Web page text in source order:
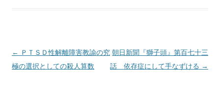
投
稿
← ＰＴＳＤ性解離障害教諭の究
極の選択としての殺人算数
朝日新聞『獅子頭』第百七十三
話 依存症にして手なずける →